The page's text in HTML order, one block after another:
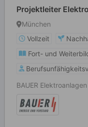
Projektleiter
München
Vollzeit
Fort- und
BAUER